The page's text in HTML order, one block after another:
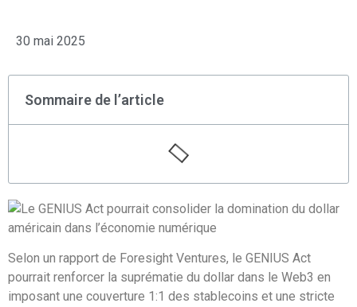
30 mai 2025
Sommaire de l’article
Selon un rapport de Foresight Ventures, le GENIUS Act
pourrait renforcer la suprématie du dollar dans le Web3 en
imposant une couverture 1:1 des stablecoins et une stricte